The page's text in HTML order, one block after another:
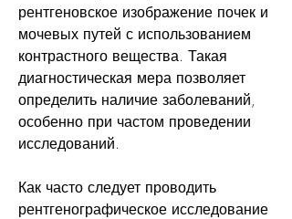
рентгеновское изображение почек и
мочевых путей с использованием
контрастного вещества. Такая
диагностическая мера позволяет
определить наличие заболеваний,
особенно при частом проведении
исследований.
Как часто следует проводить
рентгенографическое исследование